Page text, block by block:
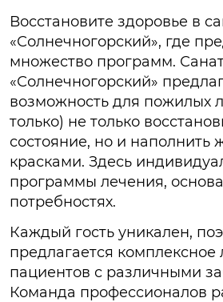
Восстановите здоровье в
«Солнечногорский», где
множество программ.
«Солнечногорский»
возможность для пожилых
только) не только
состояние, но и наполнить
красками. Здесь
программы лечения,
потребностях.
Каждый гость уникален,
предлагается комплексное
пациентов с различными
Команда профессионалов